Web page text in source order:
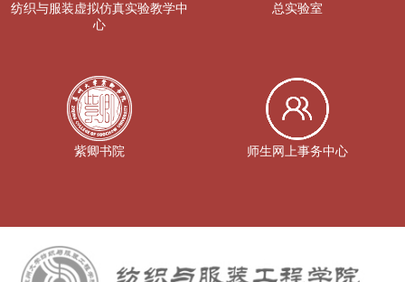
纺织与服装虚拟仿真实验教学中
心
总实验室
紫卿书院 师生网上事务中心